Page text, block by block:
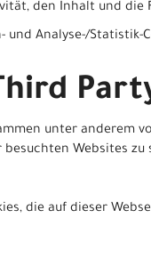
den Inhalt und die
und Analyse-/
unter anderem
Websites
die auf dieser